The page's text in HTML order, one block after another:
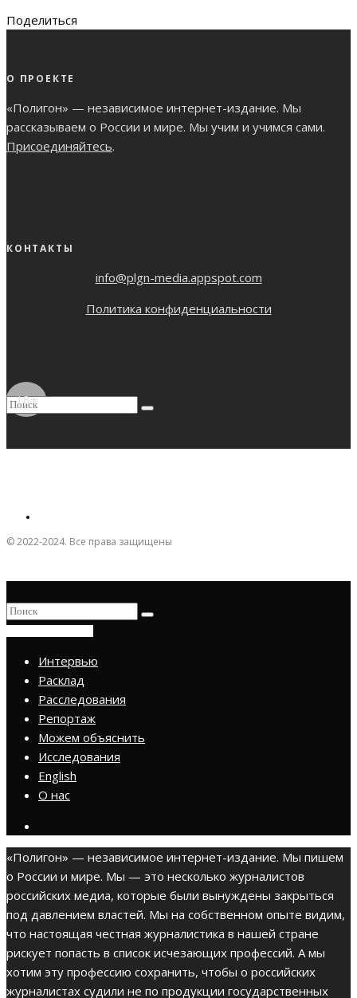
Поделиться
О ПРОЕКТЕ
«Полигон» — независимое интернет-издание. Мы
рассказываем о России и мире. Мы учим и учимся сами.
Присоединяйтесь.
КОНТАКТЫ
info@plgn-media.appspot.com
Политика конфиденциальности
18+
© 2022-2024. Все права защищены
Интервью
Расклад
Расследования
Репортаж
Можем объяснить
Исследования
English
О нас
«Полигон» — независимое интернет-издание. Мы пишем
о России и мире. Мы — это несколько журналистов
российских медиа, которые были вынуждены закрыться
под давлением властей. Мы на собственном опыте видим,
что настоящая честная журналистика в нашей стране
рискует попасть в список исчезающих профессий. А мы
хотим эту профессию сохранить, чтобы о российских
журналистах судили не по продукции государственных